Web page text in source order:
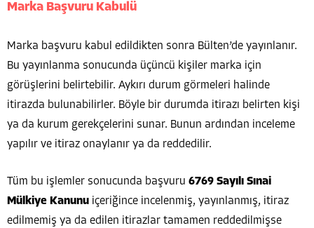
Marka Başvuru Kabulü
Marka başvuru kabul edildikten sonra Bülten’de yayınlanır.
Bu yayınlanma sonucunda üçüncü kişiler marka için
görüşlerini belirtebilir. Aykırı durum görmeleri halinde
itirazda bulunabilirler. Böyle bir durumda itirazı belirten kişi
ya da kurum gerekçelerini sunar. Bunun ardından inceleme
yapılır ve itiraz onaylanır ya da reddedilir.
Tüm bu işlemler sonucunda başvuru 6769 Sayılı Sınai
Mülkiye Kanunu içeriğince incelenmiş, yayınlanmış, itiraz
edilmemiş ya da edilen itirazlar tamamen reddedilmişse